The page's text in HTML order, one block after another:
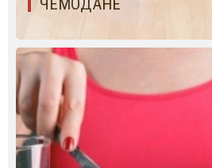
ЧЕМОДАНЕ